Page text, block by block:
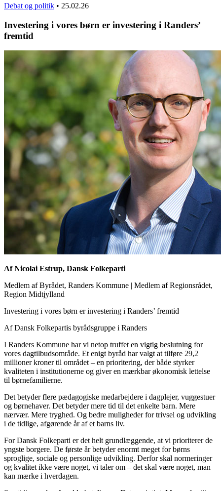
Debat og politik • 25.02.26
Investering i vores børn er investering i Randers’
fremtid
Af Nicolai Estrup, Dansk Folkeparti
Medlem af Byrådet, Randers Kommune | Medlem af Regionsrådet,
Region Midtjylland
Investering i vores børn er investering i Randers’ fremtid
Af Dansk Folkepartis byrådsgruppe i Randers
I Randers Kommune har vi netop truffet en vigtig beslutning for
vores dagtilbudsområde. Et enigt byråd har valgt at tilføre 29,2
millioner kroner til området – en prioritering, der både styrker
kvaliteten i institutionerne og giver en mærkbar økonomisk lettelse
til børnefamilierne.
Det betyder flere pædagogiske medarbejdere i dagplejer, vuggestuer
og børnehaver. Det betyder mere tid til det enkelte barn. Mere
nærvær. Mere tryghed. Og bedre muligheder for trivsel og udvikling
i de tidlige, afgørende år af et barns liv.
For Dansk Folkeparti er det helt grundlæggende, at vi prioriterer de
yngste borgere. De første år betyder enormt meget for børns
sproglige, sociale og personlige udvikling. Derfor skal normeringer
og kvalitet ikke være noget, vi taler om – det skal være noget, man
kan mærke i hverdagen.